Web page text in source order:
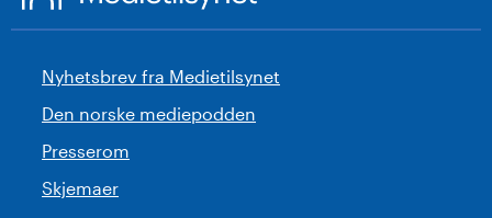
Nyhetsbrev fra Medietilsynet
Den norske mediepodden
Presserom
Skjemaer